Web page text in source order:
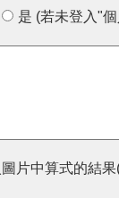
是 (若未登入"
片中算式的結